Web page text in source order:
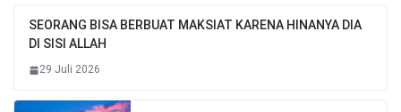
SEORANG BISA BERBUAT MAKSIAT KARENA HINANYA DIA
DI SISI ALLAH
29 Juli 2026